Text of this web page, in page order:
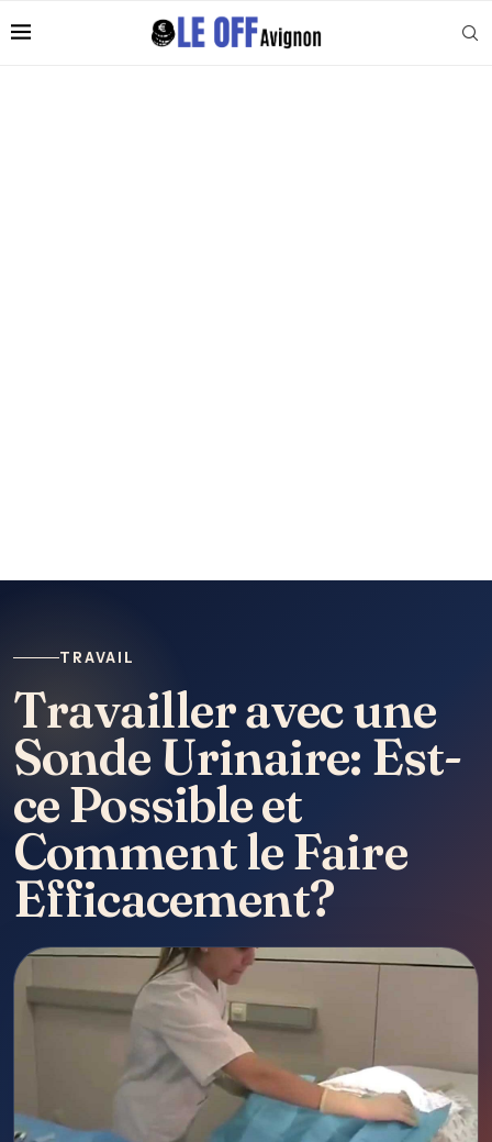
TRAVAIL
Travailler avec une
Sonde Urinaire: Est-
ce Possible et
Comment le Faire
Efficacement?